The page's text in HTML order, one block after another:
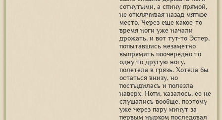
согнутыми, а спину прямой,
не отклячивая назад мягкое
место. Через еще какое-то
время ноги уже начали
дрожать, и вот тут-то Эстер,
попытавшись незаметно
выпрямить поочередно то
одну то другую ногу,
полетела в грязь. Хотела бы
остаться внизу, но
постыдилась и полезла
наверх. Ноги, казалось, ее не
слушались вообще, поэтому
уже через пару минут за
первым нырком последовал